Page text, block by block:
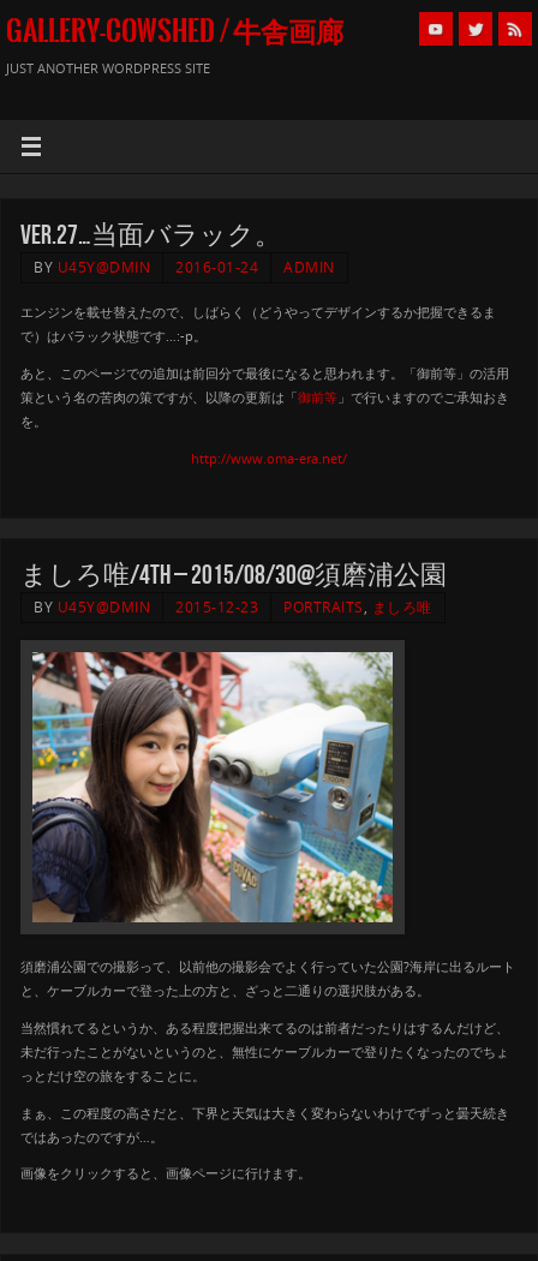
GALLERY-COWSHED / 牛舎画廊
JUST ANOTHER WORDPRESS SITE
Ver.27…当面バラック。
BY U45Y@DMIN 2016-01-24 ADMIN
エンジンを載せ替えたので、しばらく（どうやってデザインするか把握できるま
で）はバラック状態です…:-p。
あと、このページでの追加は前回分で最後になると思われます。「御前等」の活用
策という名の苦肉の策ですが、以降の更新は「御前等 」で行いますのでご承知おき
を。
http://www.oma-era.net/
ましろ唯/4th – 2015/08/30@須磨浦公園
BY U45Y@DMIN 2015-12-23 PORTRAITS, ましろ唯
須磨浦公園での撮影って、以前他の撮影会でよく行っていた公園?海岸に出るルート
と、ケーブルカーで登った上の方と、ざっと二通りの選択肢がある。
当然慣れてるというか、ある程度把握出来てるのは前者だったりはするんだけど、
未だ行ったことがないというのと、無性にケーブルカーで登りたくなったのでちょ
っとだけ空の旅をすることに。
まぁ、この程度の高さだと、下界と天気は大きく変わらないわけでずっと曇天続き
ではあったのですが…。
画像をクリックすると、画像ページに行けます。